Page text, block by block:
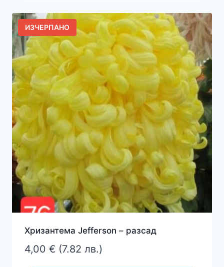
ИЗЧЕРПАНО
Хризантема Jefferson – разсад
4,00 € (7.82 лв.)